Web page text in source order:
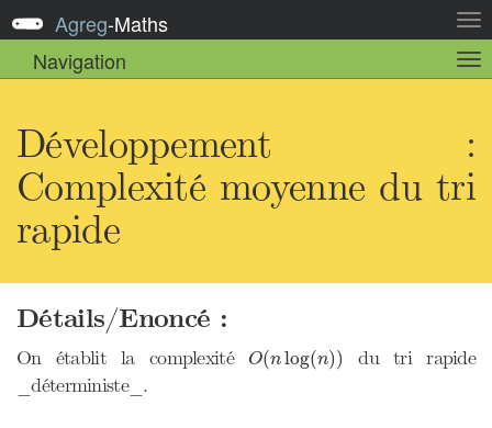
la
Agreg-Maths
Navigation
la
Développement :
Complexité moyenne du tri
rapide
Détails/Enoncé :
On établit la complexitéO(nlog(n))
O( log (n ))
du tri rapide
_déterministe_.